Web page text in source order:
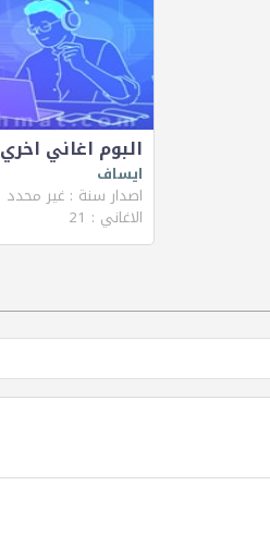
البوم اغاني اخري
ايساف
اصدار سنة : غير محدد
الاغاني : 21